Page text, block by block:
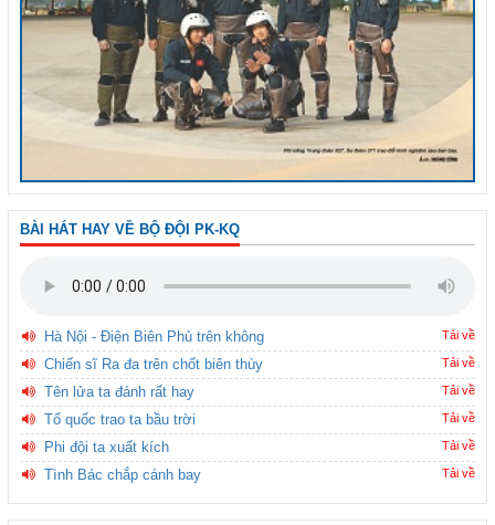
BÀI HÁT HAY VỀ BỘ ĐỘI PK-KQ
Hà Nội - Điện Biên Phủ trên không Tải về
Chiến sĩ Ra đa trên chốt biên thùy Tải về
Tên lửa ta đánh rất hay Tải về
Tổ quốc trao ta bầu trời Tải về
Phi đội ta xuất kích Tải về
Tình Bác chắp cánh bay Tải về